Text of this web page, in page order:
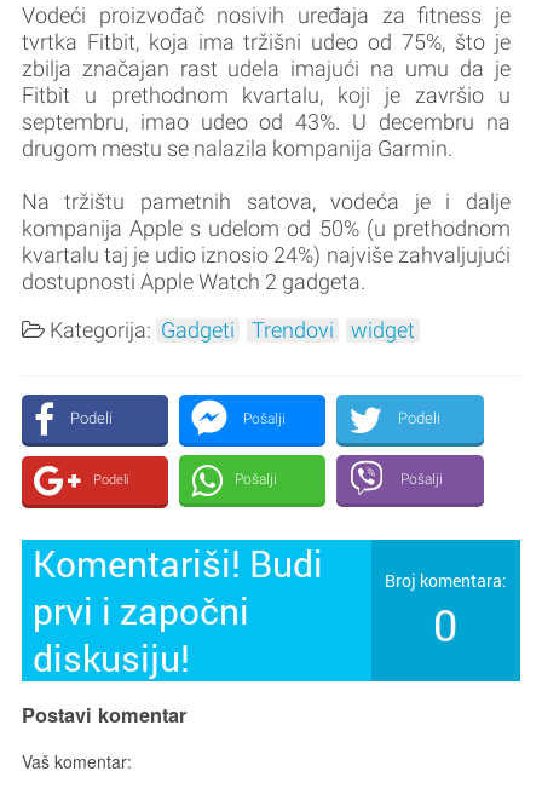
Vodeći proizvođač nosivih uređaja za fitness je
tvrtka Fitbit, koja ima tržišni udeo od 75%, što je
zbilja značajan rast udela imajući na umu da je
Fitbit u prethodnom kvartalu, koji je završio u
septembru, imao udeo od 43%. U decembru na
drugom mestu se nalazila kompanija Garmin.
Na tržištu pametnih satova, vodeća je i dalje
kompanija Apple s udelom od 50% (u prethodnom
kvartalu taj je udio iznosio 24%) najviše zahvaljujući
dostupnosti Apple Watch 2 gadgeta.
Kategorija: Gadgeti Trendovi widget
Podeli Pošalji Podeli
Podeli Pošalji Pošalji
Komentariši! Budi
prvi i započni
diskusiju!
Broj komentara:
0
Postavi komentar
Vaš komentar: